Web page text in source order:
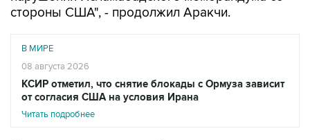
стороны США", - продолжил Аракчи.
В МИРЕ
08 августа 2026
КСИР отметил, что снятие блокады с Ормуза зависит
от согласия США на условия Ирана
Читать подробнее